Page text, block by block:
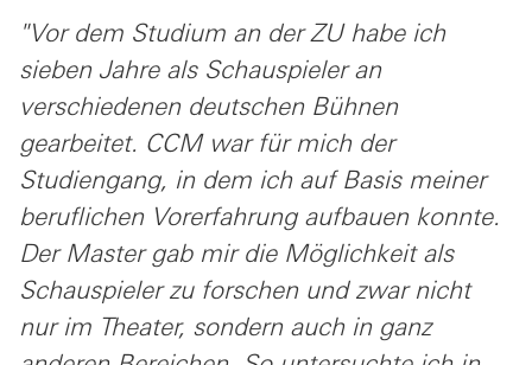
"Vor dem Studium an der ZU habe ich
sieben Jahre als Schauspieler an
verschiedenen deutschen Bühnen
gearbeitet. CCM war für mich der
Studiengang, in dem ich auf Basis meiner
beruflichen Vorerfahrung aufbauen konnte.
Der Master gab mir die Möglichkeit als
Schauspieler zu forschen und zwar nicht
nur im Theater, sondern auch in ganz